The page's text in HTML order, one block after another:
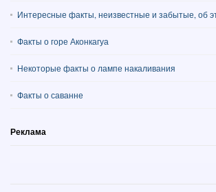
Интересные факты, неизвестные и забытые, об
Факты о горе Аконкагуа
Некоторые факты о лампе накаливания
Факты о саванне
Реклама